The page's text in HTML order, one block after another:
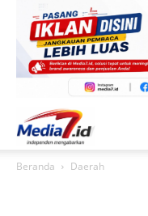
Beranda Daerah